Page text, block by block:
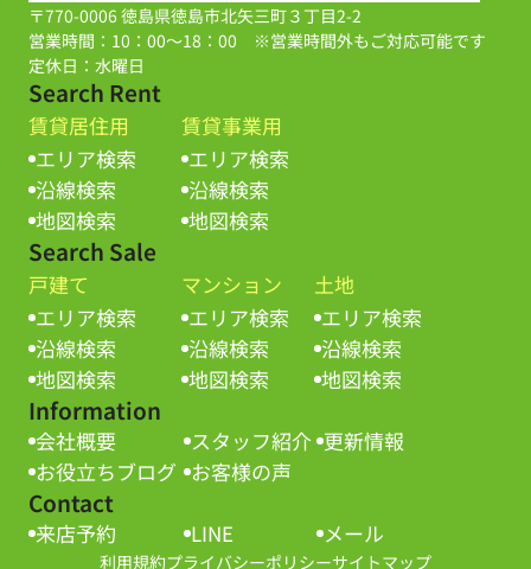
〒770-0006 徳島県徳島市北矢三町３丁目2-2
営業時間：10：00～18：00 ※営業時間外もご対応可能です
定休日：水曜日
Search Rent
賃貸居住用
エリア検索
沿線検索
地図検索
賃貸事業用
エリア検索
沿線検索
地図検索
Search Sale
戸建て
エリア検索
沿線検索
地図検索
マンション
エリア検索
沿線検索
地図検索
土地
エリア検索
沿線検索
地図検索
Information
会社概要 スタッフ紹介 更新情報
お役立ちブログ お客様の声
Contact
来店予約 LINE メール
利用規約プライバシーポリシーサイトマップ